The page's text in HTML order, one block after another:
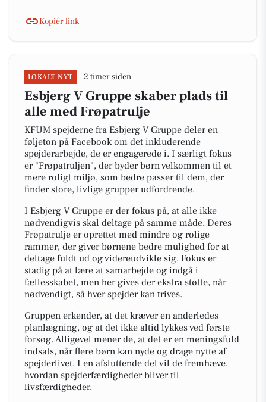
Kopiér link
LOKALT NYT 2 timer siden
Esbjerg V Gruppe skaber plads til
alle med Frøpatrulje
KFUM spejderne fra Esbjerg V Gruppe deler en
føljeton på Facebook om det inkluderende
spejderarbejde, de er engagerede i. I særligt fokus
er "Frøpatruljen", der byder børn velkommen til et
mere roligt miljø, som bedre passer til dem, der
finder store, livlige grupper udfordrende.
I Esbjerg V Gruppe er der fokus på, at alle ikke
nødvendigvis skal deltage på samme måde. Deres
Frøpatrulje er oprettet med mindre og rolige
rammer, der giver børnene bedre mulighed for at
deltage fuldt ud og videreudvikle sig. Fokus er
stadig på at lære at samarbejde og indgå i
fællesskabet, men her gives der ekstra støtte, når
nødvendigt, så hver spejder kan trives.
Gruppen erkender, at det kræver en anderledes
planlægning, og at det ikke altid lykkes ved første
forsøg. Alligevel mener de, at det er en meningsfuld
indsats, når flere børn kan nyde og drage nytte af
spejderlivet. I en afsluttende del vil de fremhæve,
hvordan spejderfærdigheder bliver til
livsfærdigheder.